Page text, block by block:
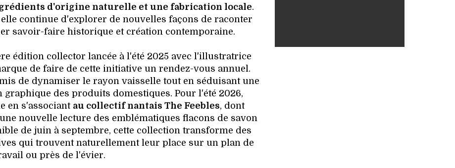
d'origine naturelle et une fabrication locale.
continue d'explorer de nouvelles façons de raconter
savoir-faire historique et création contemporaine.
édition collector lancée à l'été 2025 avec l'illustratrice
de faire de cette initiative un rendez-vous annuel.
de dynamiser le rayon vaisselle tout en séduisant une
des produits domestiques. Pour l'été 2026,
en s'associant au collectif nantais The Feebles, dont
nouvelle lecture des emblématiques flacons de savon
de juin à septembre, cette collection transforme des
qui trouvent naturellement leur place sur un plan de
ou près de l'évier.